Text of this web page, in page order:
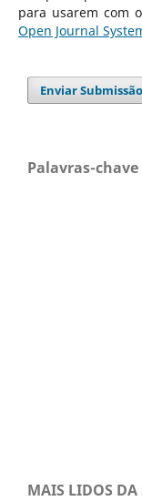
para usarem com
Open Journal
Enviar Submissão
Palavras-chave
MAIS LIDOS DA